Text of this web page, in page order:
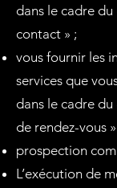
dans le cadre
contact » ;
vous fournir les
services que
dans le cadre
de rendez-vous
prospection
L’exécution de